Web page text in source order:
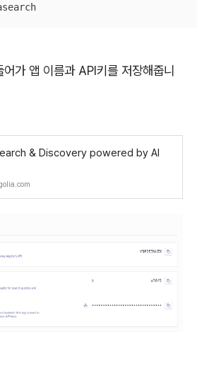
가 앱 이름과 API키를 저장해줍니
& Discovery powered by AI